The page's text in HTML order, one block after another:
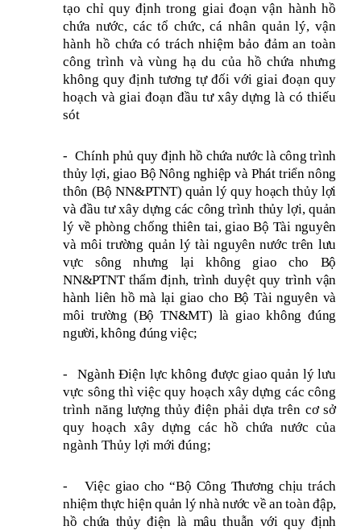
tạo chỉ quy định trong giai đoạn vận hành hồ
chứa nước, các tổ chức, cá nhân quản lý, vận
hành hồ chứa có trách nhiệm bảo đảman toàn
công trình và vùng hạ du của hồ chứa nhưng
không quy định tương tự đối với giai đoạn quy
hoạch và giai đoạn đầu tư xây dựng là có thiếu
sót
- Chính phủ quy định hồ chứa nước là công trình
thủy lợi, giao Bộ Nông nghiệp và Phát triển nông
thôn (Bộ NN&PTNT) quản lý quy hoạch thủy lợi
và đầu tư xây dựng các công trình thủy lợi, quản
lý về phòng chống thiên tai, giao Bộ Tài nguyên
và môi trường quản lý tài nguyên nước trên lưu
vực sông nhưng lại không giao cho Bộ
NN&PTNT thẩm định, trình duyệt quy trình vận
hành liên hồ mà lại giao cho Bộ Tài nguyên và
môi trường (Bộ TN&MT) là giao không đúng
người, không đúng việc;
-
Ngành Điện lực không được giao quản lý lưu
vực sông thì việc quy hoạch xây dựng các công
trình năng lượng thủy điện phải dựa trên cơ sở
quy hoạch xây dựng các hồ chứa nước của
ngành Thủy lợi mới đúng;
- Việc giao cho “Bộ Công Thương chịu trách
nhiệm thực hiện quản lý nhà nước về an toàn đập,
hồ chứa thủy điện là mâu thuẫn với quy định